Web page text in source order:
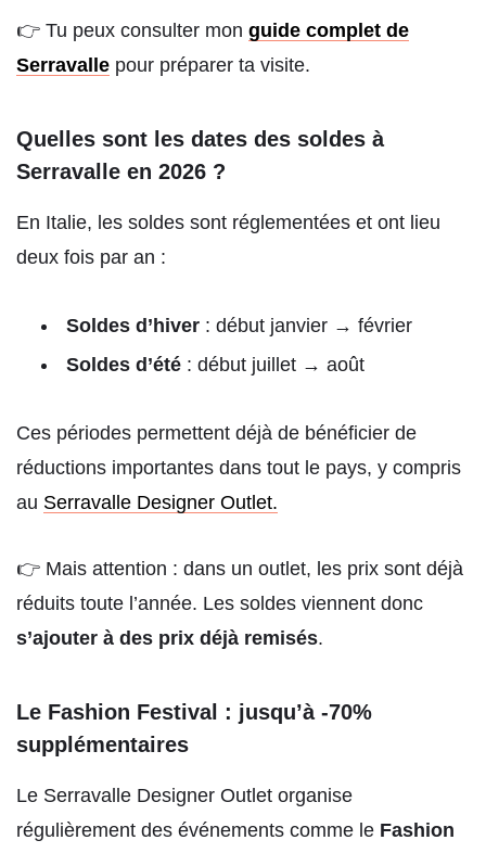
👉 Tu peux consulter mon guide complet de
Serravalle pour préparer ta visite.
Quelles sont les dates des soldes à
Serravalle en 2026 ?
En Italie, les soldes sont réglementées et ont lieu
deux fois par an :
Soldes d’hiver : début janvier → février
Soldes d’été : début juillet → août
Ces périodes permettent déjà de bénéficier de
réductions importantes dans tout le pays, y compris
au Serravalle Designer Outlet.
👉 Mais attention : dans un outlet, les prix sont déjà
réduits toute l’année. Les soldes viennent donc
s’ajouter à des prix déjà remisés.
Le Fashion Festival : jusqu’à -70%
supplémentaires
Le Serravalle Designer Outlet organise
régulièrement des événements comme le Fashion